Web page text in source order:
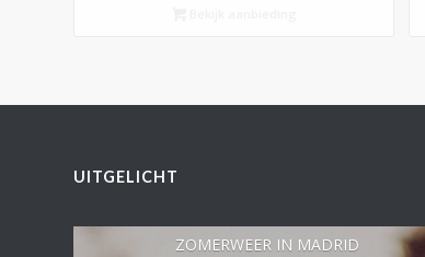
UITGELICHT
ZOMERWEER IN MADRID